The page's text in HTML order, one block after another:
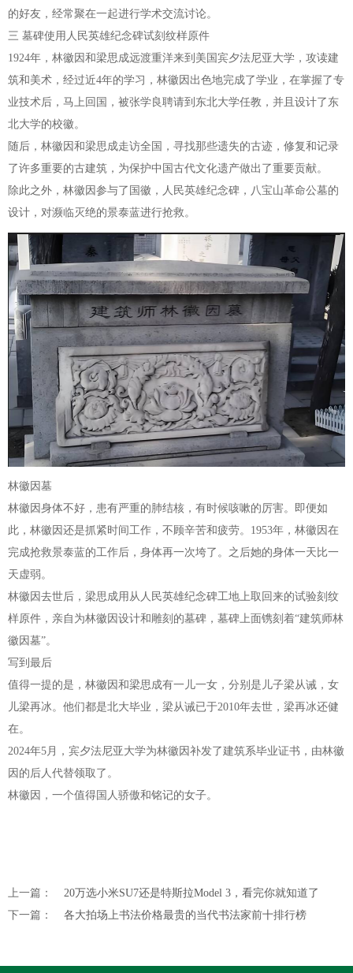
的好友，经常聚在一起进行学术交流讨论。
三 墓碑使用人民英雄纪念碑试刻纹样原件
1924年，林徽因和梁思成远渡重洋来到美国宾夕法尼亚大学，攻读建
筑和美术，经过近4年的学习，林徽因出色地完成了学业，在掌握了专
业技术后，马上回国，被张学良聘请到东北大学任教，并且设计了东
北大学的校徽。
随后，林徽因和梁思成走访全国，寻找那些遗失的古迹，修复和记录
了许多重要的古建筑，为保护中国古代文化遗产做出了重要贡献。
除此之外，林徽因参与了国徽，人民英雄纪念碑，八宝山革命公墓的
设计，对濒临灭绝的景泰蓝进行抢救。
林徽因墓
林徽因身体不好，患有严重的肺结核，有时候咳嗽的厉害。即便如
此，林徽因还是抓紧时间工作，不顾辛苦和疲劳。1953年，林徽因在
完成抢救景泰蓝的工作后，身体再一次垮了。之后她的身体一天比一
天虚弱。
林徽因去世后，梁思成用从人民英雄纪念碑工地上取回来的试验刻纹
样原件，亲自为林徽因设计和雕刻的墓碑，墓碑上面镌刻着“建筑师林
徽因墓”。
写到最后
值得一提的是，林徽因和梁思成有一儿一女，分别是儿子梁从诫，女
儿梁再冰。他们都是北大毕业，梁从诫已于2010年去世，梁再冰还健
在。
2024年5月，宾夕法尼亚大学为林徽因补发了建筑系毕业证书，由林徽
因的后人代替领取了。
林徽因，一个值得国人骄傲和铭记的女子。
上一篇：
20万选小米SU7还是特斯拉Model 3，看完你就知道了
下一篇：
各大拍场上书法价格最贵的当代书法家前十排行榜